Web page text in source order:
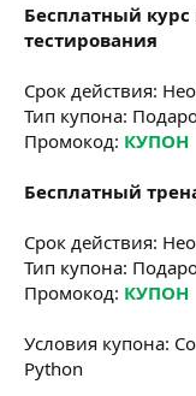
Бесплатный курс
тестирования
Срок действия:
Тип купона:
Промокод: КУПОН
Бесплатный
Срок действия:
Тип купона:
Промокод: КУПОН
Условия купона:
Python